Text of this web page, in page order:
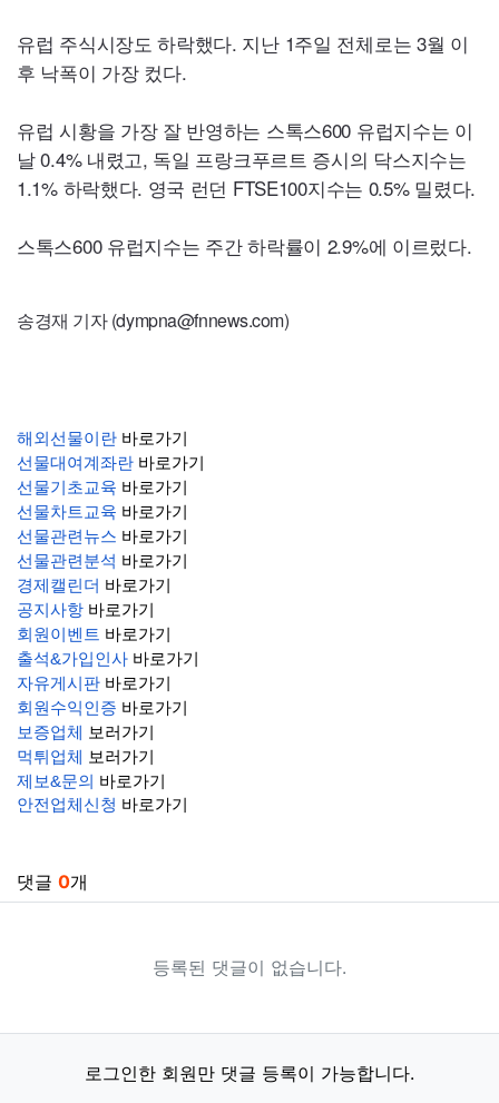
유럽 주식시장도 하락했다. 지난 1주일 전체로는 3월 이
후 낙폭이 가장 컸다.
유럽 시황을 가장 잘 반영하는 스톡스600 유럽지수는 이
날 0.4% 내렸고, 독일 프랑크푸르트 증시의 닥스지수는
1.1% 하락했다. 영국 런던 FTSE100지수는 0.5% 밀렸다.
스톡스600 유럽지수는 주간 하락률이 2.9%에 이르렀다.
송경재 기자 (dympna@fnnews.com)
해외선물이란 바로가기
선물대여계좌란 바로가기
선물기초교육 바로가기
선물차트교육 바로가기
선물관련뉴스 바로가기
선물관련분석 바로가기
경제캘린더 바로가기
공지사항 바로가기
회원이벤트 바로가기
출석&가입인사 바로가기
자유게시판 바로가기
회원수익인증 바로가기
보증업체
보러가기
먹튀업체
보러가기
제보&문의 바로가기
안전업체신청 바로가기
댓글 0개
등록된 댓글이 없습니다.
로그인한 회원만 댓글 등록이 가능합니다.